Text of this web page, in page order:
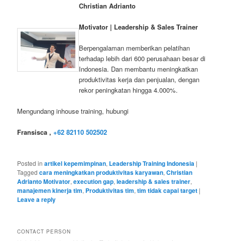
Christian Adrianto
Motivator | Leadership & Sales Trainer
Berpengalaman memberikan pelatihan
terhadap lebih dari 600 perusahaan besar di
Indonesia. Dan membantu meningkatkan
produktivitas kerja dan penjualan, dengan
rekor peningkatan hingga 4.000%.
Mengundang inhouse training, hubungi
Fransisca ,+62 82110 502502
Posted in artikel kepemimpinan, Leadership Training Indonesia |
Tagged cara meningkatkan produktivitas karyawan,Christian
Adrianto Motivator,execution gap,leadership & sales trainer,
manajemen kinerja tim, Produktivitas tim,tim tidak capai target |
Leave a reply
CONTACT PERSON